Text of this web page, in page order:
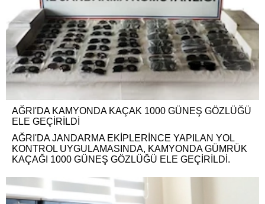
AĞRI'DA KAMYONDA KAÇAK 1000 GÜNEŞ GÖZLÜĞÜ
ELE GEÇİRİLDİ
AĞRI'DA JANDARMA EKİPLERİNCE YAPILAN YOL
KONTROL UYGULAMASINDA, KAMYONDA GÜMRÜK
KAÇAĞI 1000 GÜNEŞ GÖZLÜĞÜ ELE GEÇİRİLDİ.